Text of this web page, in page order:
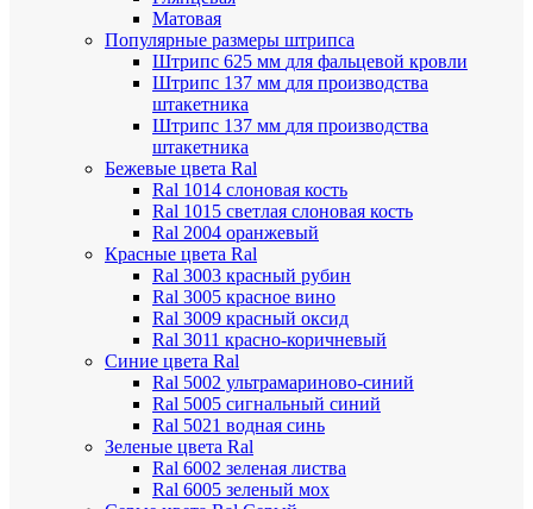
Матовая
Популярные размеры штрипса
Штрипс 625 мм для фальцевой кровли
Штрипс 137 мм для производства
штакетника
Штрипс 137 мм для производства
штакетника
Бежевые цвета Ral
Ral 1014 слоновая кость
Ral 1015 светлая слоновая кость
Ral 2004 оранжевый
Красные цвета Ral
Ral 3003 красный рубин
Ral 3005 красное вино
Ral 3009 красный оксид
Ral 3011 красно-коричневый
Синие цвета Ral
Ral 5002 ультрамариново-синий
Ral 5005 сигнальный синий
Ral 5021 водная синь
Зеленые цвета Ral
Ral 6002 зеленая листва
Ral 6005 зеленый мох